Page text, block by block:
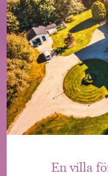
En villa